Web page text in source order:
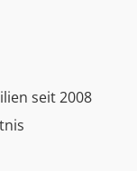
seit 2008